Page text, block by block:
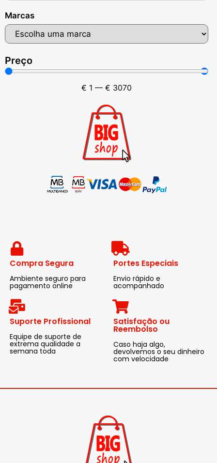
Marcas
Preço
€ 1 — € 3070
Compra Segura
Ambiente seguro para
pagamento online
Portes Especiais
Envio rápido e
acompanhado
Suporte Profissional
Equipe de suporte de
extrema qualidade a
semana toda
Satisfação ou
Reembolso
Caso haja algo,
devolvemos o seu dinheiro
com velocidade